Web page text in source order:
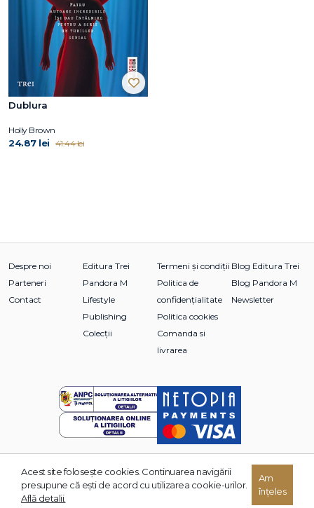
Dublura
Holly Brown
24.87 lei 41.44 lei
Despre noi
Parteneri
Contact
Editura Trei
Pandora M
Lifestyle
Publishing
Colecții
Termeni și condiții
Politica de
confidențialitate
Politica cookies
Comanda si
livrarea
Blog Editura Trei
Blog Pandora M
Newsletter
© 2026 Grupul Editorial TREI. Toate drepturile rezervate.
Acest site foloseşte cookies. Continuarea navigării
presupune că eşti de acord cu utilizarea cookie-urilor.
Află detalii.
Am
înțeles